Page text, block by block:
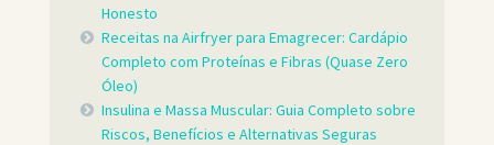
Honesto
Receitas na Airfryer para Emagrecer: Cardápio
Completo com Proteínas e Fibras (Quase Zero
Óleo)
Insulina e Massa Muscular: Guia Completo sobre
Riscos, Benefícios e Alternativas Seguras